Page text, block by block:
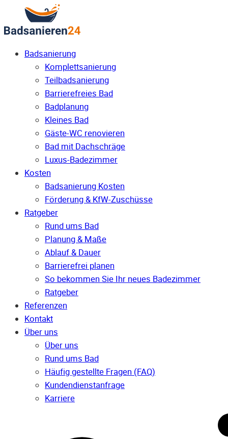
Badsanierung
Komplettsanierung
Teilbadsanierung
Barrierefreies Bad
Badplanung
Kleines Bad
Gäste-WC renovieren
Bad mit Dachschräge
Luxus-Badezimmer
Kosten
Badsanierung Kosten
Förderung & KfW-Zuschüsse
Ratgeber
Rund ums Bad
Planung & Maße
Ablauf & Dauer
Barrierefrei planen
So bekommen Sie Ihr neues Badezimmer
Ratgeber
Referenzen
Kontakt
Über uns
Über uns
Rund ums Bad
Häufig gestellte Fragen (FAQ)
Kunden­dienst­anfrage
Karriere